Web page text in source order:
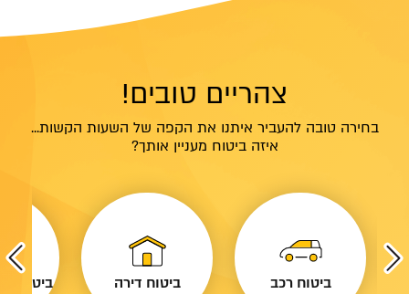
צהריים טובים!
בחירה טובה להעביר איתנו את הקפה של השעות הקשות...
איזה ביטוח מעניין אותך?
ביטוח רכב ביטוח דירה ביטוח